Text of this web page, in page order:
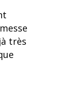
très